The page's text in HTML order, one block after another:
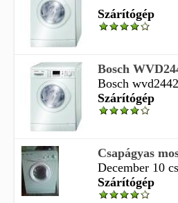
Szárítógép
Bosch
Bosch
Szárítógép
Csapágyas
December 10
Szárítógép